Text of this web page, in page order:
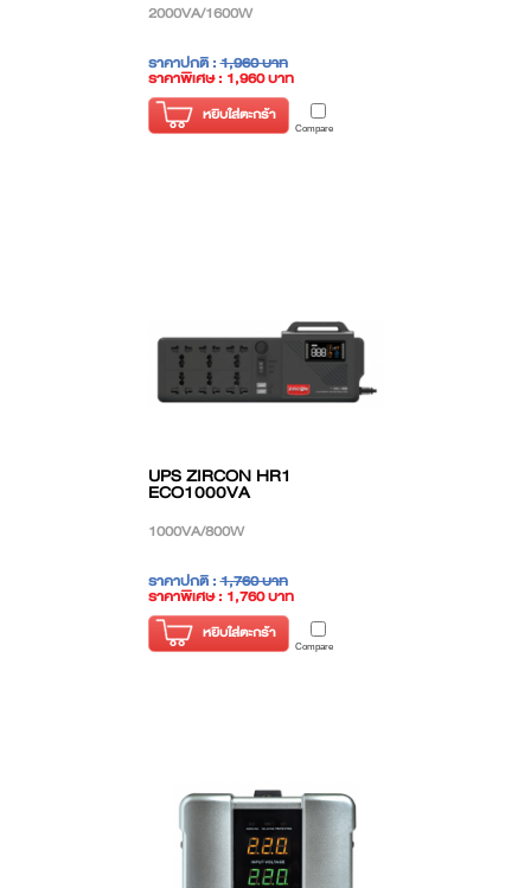
2000VA/1600W
ราคาปกติ :1,960 บาท
ราคาพิเศษ : 1,960 บาท
( ราคาไม่รวมภาษี )
หยิบใส่ตะกร้า
Compare
UPS ZIRCON HR1
ECO1000VA
1000VA/800W
ราคาปกติ :1,760 บาท
ราคาพิเศษ : 1,760 บาท
( ราคาไม่รวมภาษี )
หยิบใส่ตะกร้า
Compare